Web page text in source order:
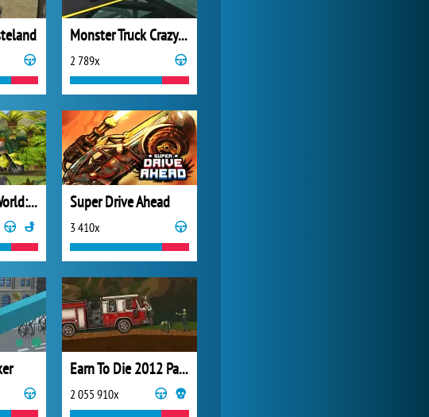
Monster Truck Crazy Impossible
2 789x
Lego Jurassic World: Legend of Isla Nublar Super Drive Ahead
3 410x
Earn To Die 2012 Part 2
2 055 910x
Forge of Empires
My Free Zoo